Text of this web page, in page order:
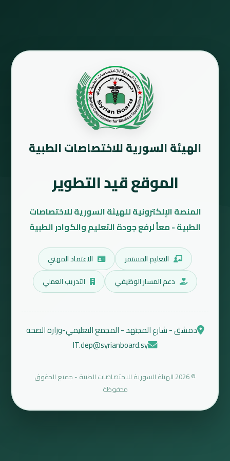
الهيئة السورية للاختصاصات الطبية
الموقع قيد التطوير
المنصة الإلكترونية للهيئة السورية للاختصاصات
الطبية - معاً لرفع جودة التعليم والكوادر الطبية
التعليم المستمر
الاعتماد المهني
دعم المسار الوظيفي
التدريب العملي
دمشق - شارع المجتهد - المجمع التعليمي-وزارة الصحة
IT.dep@syrianboard.sy
© 2026 الهيئة السورية للاختصاصات الطبية - جميع الحقوق
محفوظة